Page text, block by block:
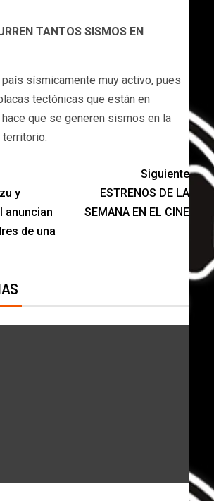
TANTOS SISMOS EN
sísmicamente muy activo, pues
tectónicas que están en
que se generen sismos en la
y
anuncian
de una
Siguiente
ESTRENOS DE LA
SEMANA EN EL CINE